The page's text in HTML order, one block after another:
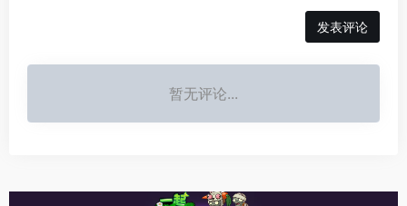
发表评论
暂无评论...